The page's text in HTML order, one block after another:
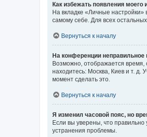
Как избежать появления моего
На вкладке «Личные
самому себе. Для всех
Вернуться к началу
На конференции неправильное
Возможно, отображается время,
находитесь: Москва, Киев и т. д.
момент сделать это.
Вернуться к началу
Я изменил часовой пояс, но
Если вы уверены, что
устранения проблемы.